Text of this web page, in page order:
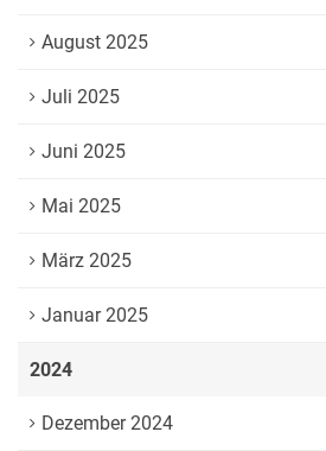
August 2025
Juli 2025
Juni 2025
Mai 2025
März 2025
Januar 2025
2024
Dezember 2024